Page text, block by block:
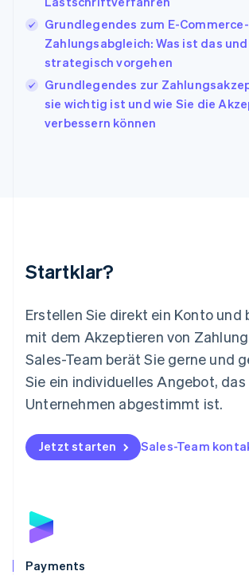
Grundlegendes zum E-Commerce-
Zahlungsabgleich: Was ist das und
strategisch vorgehen
Grundlegendes zur
sie wichtig ist und wie Sie die
verbessern können
Startklar?
Erstellen Sie direkt ein Konto und
mit dem Akzeptieren von
Sales-Team berät Sie gerne und
Sie ein individuelles Angebot,
Unternehmen abgestimmt ist.
Jetzt starten Sales-Team
Payments
EnglishFrançais
Kroatien
EnglishItaliano
English
Liechtenstein
DeutschEnglish
Mexiko
English
Niederlande
Nederlands English
Norwegen
English
Österreich
Polen
English
Portugal
Schweden
Schweiz